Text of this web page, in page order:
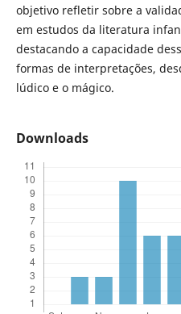
objetivo refletir sobre a
em estudos da literatura
destacando a capacidade
formas de interpretações,
lúdico e o mágico.
Downloads